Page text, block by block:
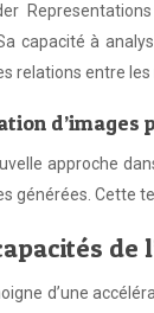
capacité à
relations entre les
d’images
approche
générées. Cette
de
d’une